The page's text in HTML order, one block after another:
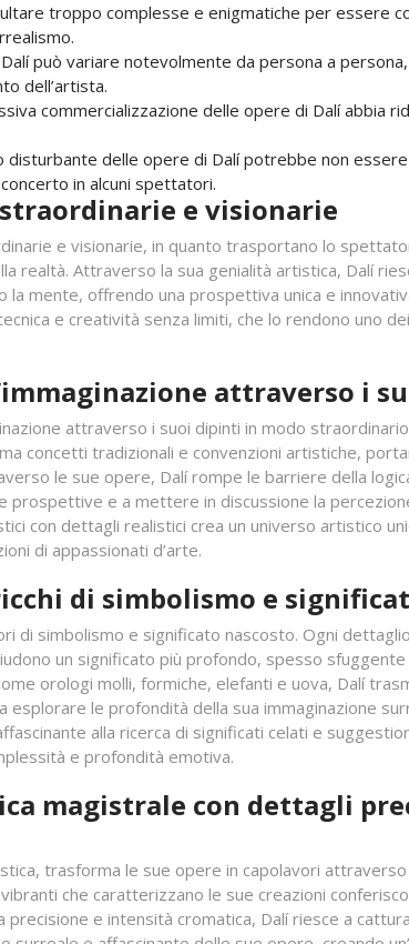
troppo complesse e enigmatiche per essere
può variare notevolmente da persona a
dell’artista.
commercializzazione delle opere di Dalí abbia
disturbante delle opere di Dalí potrebbe non
in alcuni spettatori.
e visionarie
e visionarie, in quanto trasportano lo
realtà. Attraverso la sua genialità artistica, Dalí
la mente, offrendo una prospettiva unica e
e creatività senza limiti, che lo rendono uno
attraverso i
attraverso i suoi dipinti in modo
concetti tradizionali e convenzioni artistiche,
le sue opere, Dalí rompe le barriere della
prospettive e a mettere in discussione la
con dettagli realistici crea un universo artistico
di appassionati d’arte.
di simbolismo e
di simbolismo e significato nascosto. Ogni
un significato più profondo, spesso sfuggente
orologi molli, formiche, elefanti e uova, Dalí
le profondità della sua immaginazione
alla ricerca di significati celati e
e profondità emotiva.
magistrale con dettagli
trasforma le sue opere in capolavori attraverso
che caratterizzano le sue creazioni
e intensità cromatica, Dalí riesce a